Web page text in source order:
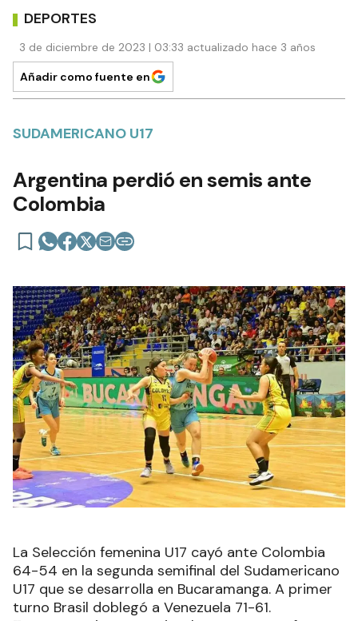
DEPORTES
3 de diciembre de 2023 | 03:33 actualizado hace 3 años
Añadir como fuente en
SUDAMERICANO U17
Argentina perdió en semis ante
Colombia
La Selección femenina U17 cayó ante Colombia
64-54 en la segunda semifinal del Sudamericano
U17 que se desarrolla en Bucaramanga. A primer
turno Brasil doblegó a Venezuela 71-61.